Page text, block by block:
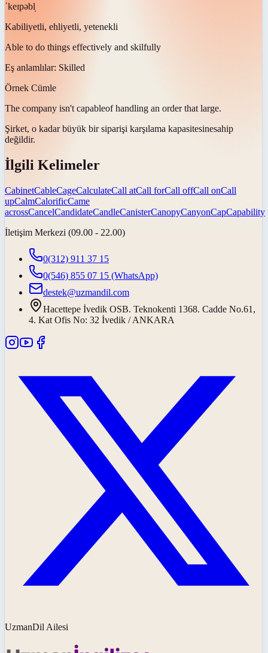
ˈkeɪpəbl̩
Kabiliyetli, ehliyetli, yetenekli
Able to do things effectively and skilfully
Eş anlamlılar: Skilled
Örnek Cümle
The company isn't capableof handling an order that large.
Şirket, o kadar büyük bir siparişi karşılama kapasitesinesahip
değildir.
İlgili Kelimeler
CabinetCableCageCalculateCall atCall forCall offCall onCall
upCalmCalorificCame
acrossCancelCandidateCandleCanisterCanopyCanyonCapCapability
İletişim Merkezi (09.00 - 22.00)
0(312) 911 37 15
0(546) 855 07 15 (WhatsApp)
destek@uzmandil.com
Hacettepe İvedik OSB. Teknokenti 1368. Cadde No.61,
4. Kat Ofis No: 32 İvedik / ANKARA
UzmanDil Ailesi